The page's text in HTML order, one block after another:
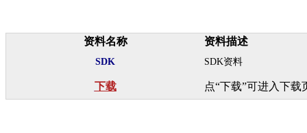
资料名称 资料描述
SDK SDK资料
下载 点“下载”可进入下